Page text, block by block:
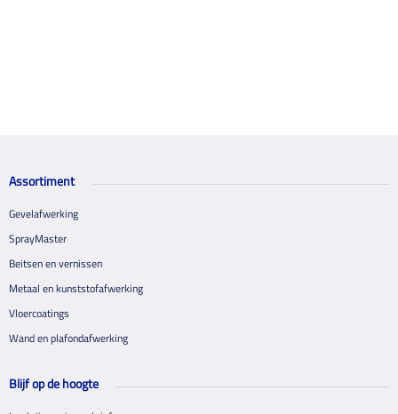
Assortiment
Gevelafwerking
SprayMaster
Beitsen en vernissen
Metaal en kunststofafwerking
Vloercoatings
Wand en plafondafwerking
Blijf op de hoogte